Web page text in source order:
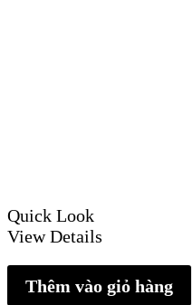
Quick Look
View Details
Thêm vào giỏ hàng